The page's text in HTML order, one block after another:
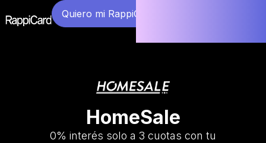
Quiero mi RappiCard
HomeSale
0% interés solo a 3 cuotas con tu